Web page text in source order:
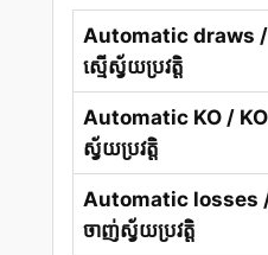
Automatic draws /
ស្មើស្វ័យប្រវត្តិ
Automatic KO / KO
ស្វ័យប្រវត្តិ
Automatic losses
ចាញ់ស្វ័យប្រវត្តិ